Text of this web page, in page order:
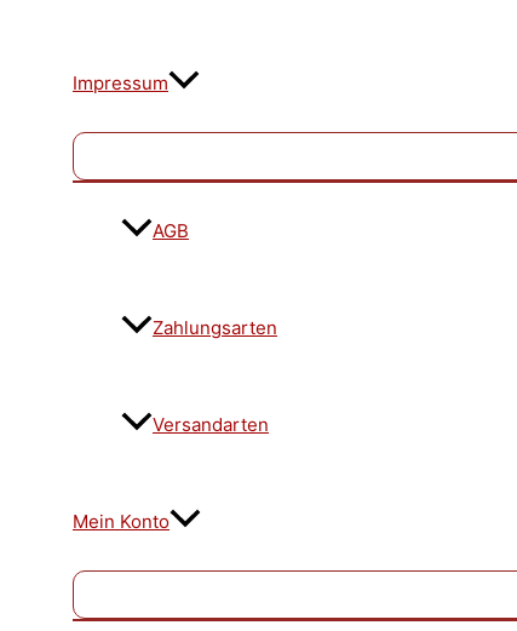
Impressum
AGB
Zahlungsarten
Versandarten
Mein Konto